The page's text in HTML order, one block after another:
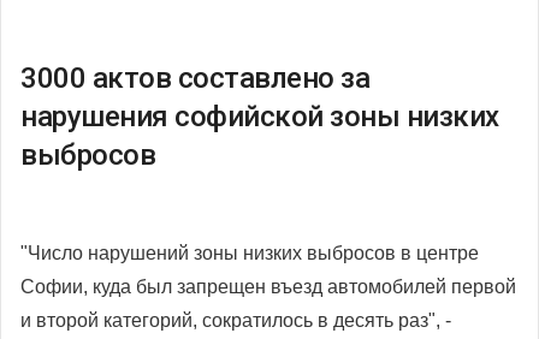
3000 актов составлено за
нарушения софийской зоны низких
выбросов
"Число нарушений зоны низких выбросов в центре
Софии, куда был запрещен въезд автомобилей первой
и второй категорий, сократилось в десять раз", -